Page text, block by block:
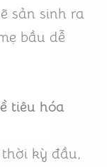
sản sinh ra
bầu dễ
tiêu hóa
kỳ đầu,